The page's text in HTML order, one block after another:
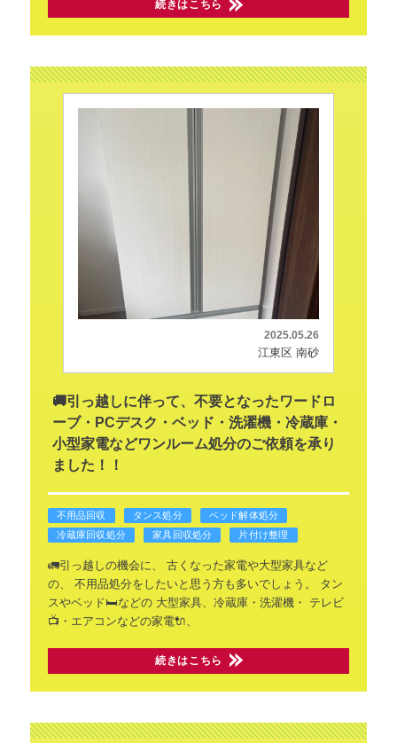
続きはこちら
2025.05.26
江東区 南砂
🚚引っ越しに伴って、不要となったワードロ
ーブ・PCデスク・ベッド・洗濯機・冷蔵庫・
小型家電などワンルーム処分のご依頼を承り
ました！！
不用品回収 タンス処分
ベッド解体処分
冷蔵庫回収処分
家具回収処分 片付け整理
🚛引っ越しの機会に、
古くなった家電や大型家具など
の、
不用品処分をしたいと思う方も多いでしょう。
タン
スやベッド🛏️などの大型家具、冷蔵庫・洗濯機・
テレビ
📺・エアコンなどの家電🔌、
続きはこちら